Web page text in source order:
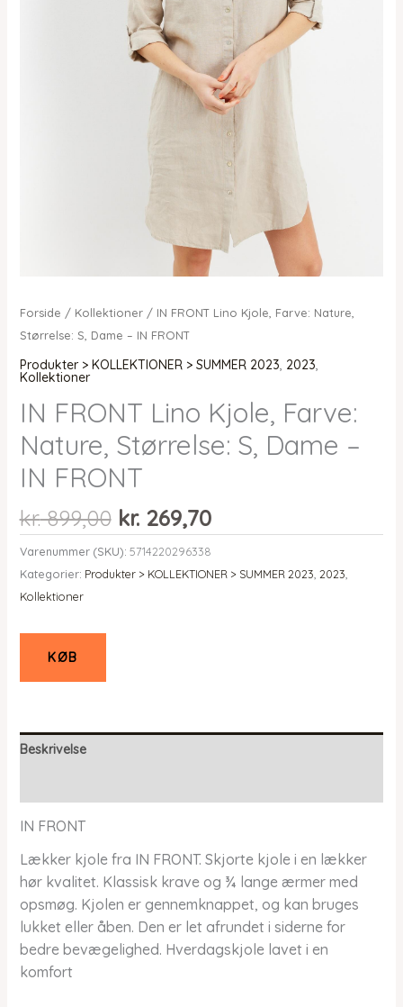
Forside / Kollektioner/ IN FRONT Lino Kjole, Farve: Nature,
Størrelse: S, Dame – IN FRONT
Produkter > KOLLEKTIONER > SUMMER 2023, 2023,
Kollektioner
IN FRONT Lino Kjole, Farve:
Nature, Størrelse: S, Dame –
IN FRONT
kr.899,00 Den
oprindelige
pris
var:
kr.269,70Den
aktuelle
pris
er:
Varenummer (SKU): 5714220296338
Kategorier: Produkter > KOLLEKTIONER > SUMMER 2023, 2023,
Kollektioner
KØB
Beskrivelse
IN FRONT
Lækker kjole fra IN FRONT. Skjorte kjole i en lækker
hør kvalitet. Klassisk krave og ¾ lange ærmer med
opsmøg. Kjolen er gennemknappet, og kan bruges
lukket eller åben. Den er let afrundet i siderne for
bedre bevægelighed. Hverdagskjole lavet i en
komfort